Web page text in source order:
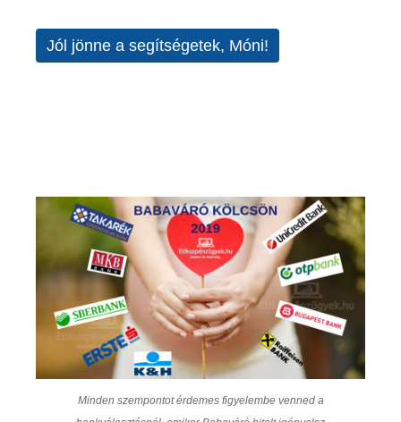
Jól jönne a segítségetek, Móni!
Minden szempontot érdemes figyelembe venned a